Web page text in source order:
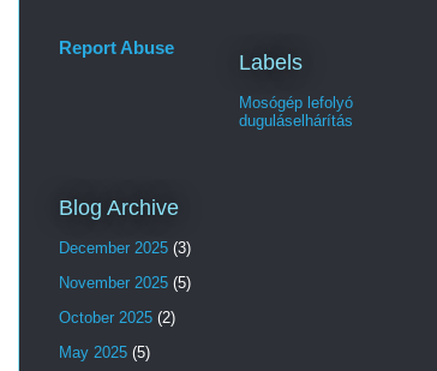
Report Abuse
Labels
Mosógép lefolyó
duguláselhárítás
Blog Archive
December 2025 (3)
November 2025 (5)
October 2025 (2)
May 2025 (5)